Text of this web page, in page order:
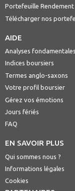
Portefeuille Rendement
Télécharger nos
AIDE
Analyses fondamentales
Indices boursiers
Termes anglo-saxons
Votre profil boursier
Gérez vos émotions
Jours fériés
FAQ
EN SAVOIR PLUS
Qui sommes nous ?
Informations légales
Cookies